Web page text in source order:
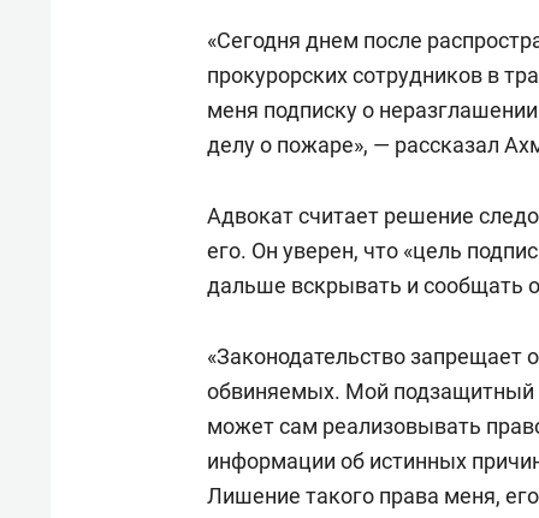
«Сегодня днем после
прокурорских сотрудников в
меня подписку о
делу о пожаре», — рассказал
Адвокат считает решение
его. Он уверен, что «цель
дальше вскрывать и сообщать
«Законодательство запрещает
обвиняемых. Мой подзащитный
может сам реализовывать
информации об истинных
Лишение такого права меня,